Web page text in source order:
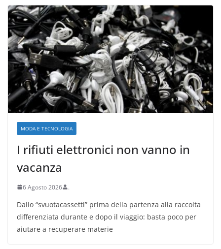
MODA E TECNOLOGIA
I rifiuti elettronici non vanno in
vacanza
6 Agosto 2026 .
Dallo “svuotacassetti” prima della partenza alla raccolta
differenziata durante e dopo il viaggio: basta poco per
aiutare a recuperare materie